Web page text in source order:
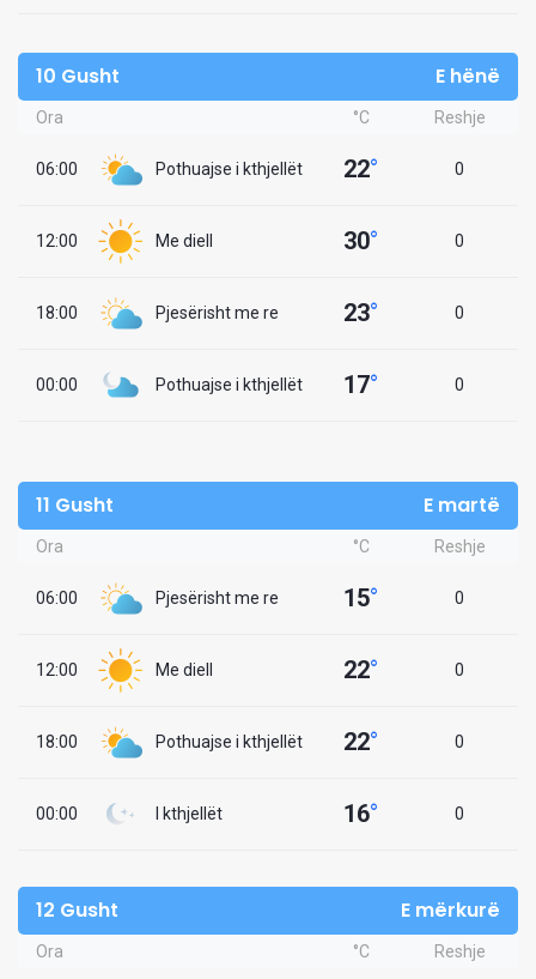
10 Gusht E hënë
Ora °C Reshje
06:00 Pothuajse i kthjellët 22° 0
12:00 Me diell 30° 0
18:00 Pjesërisht me re 23° 0
00:00 Pothuajse i kthjellët 17° 0
11 Gusht E martë
Ora °C Reshje
06:00 Pjesërisht me re 15° 0
12:00 Me diell 22° 0
18:00 Pothuajse i kthjellët 22° 0
00:00 I kthjellët 16° 0
12 Gusht E mërkurë
Ora °C Reshje